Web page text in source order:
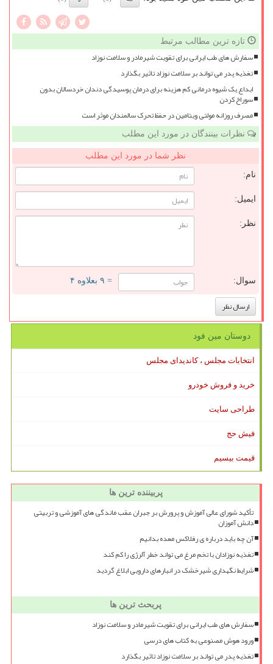
تازه ترین مطالب مرتبط
سفارش های طب ایرانی برای تقویت شیرمادر و سلامت نوزاد
تغذیه پدر می تواند بر سلامت نوزاد تاثیر بگذارد
ابداع یک شیوه درمانی کم هزینه برای درمان پوسیدگی دندان خردسالان بدون
سوراخ کردن
مصرف روزانه مولتی ویتامین در حفظ تحرک سالمندان موثر است
نظرات بینندگان در مورد این مطلب
نظر شما در مورد این مطلب
نام:
ایمیل:
نظر:
سوال: = ۹ بعلاوه ۴
دوستان مین فود
انتخابات مجلس ، کاندیدای مجلس
خرید و فروش خودرو
طراحی سایت
فیش حج
قیمت بیسیم
پربیننده ترین ها
تأکید شورای عالی آموزش و پرورش بر جبران عقب ماندگی های آموزشی و تربیتی
دانش آموزان
آن چه باید درباره ی رفلاکس معده بدانیم
تغذیه نوزادان با تخم مرغ می تواند خطر آلرژی را کم کند
شرایط نگهداری شیرخشک در انبارهای دارویی ابلاغ گردید
پربحث ترین ها
سفارش های طب ایرانی برای تقویت شیرمادر و سلامت نوزاد
ورود هوش مصنوعی به کتاب های درسی
تغذیه پدر می تواند بر سلامت نوزاد تاثیر بگذارد